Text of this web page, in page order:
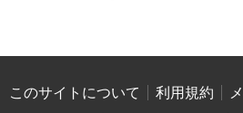
このサイトについて 利用規約